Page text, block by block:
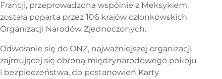
Francji, przeprowadzona wspólnie z Meksykiem,
została poparta przez 106 krajów członkowskich
Organizacji Narodów Zjednoczonych.
Odwołanie się do ONZ, najważniejszej organizacji
zajmującej się obroną międzynarodowego pokoju
i bezpieczeństwa, do postanowień Karty